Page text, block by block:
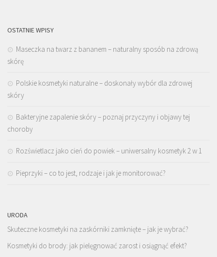
OSTATNIE WPISY
Maseczka na twarz z bananem – naturalny sposób na zdrową
skórę
Polskie kosmetyki naturalne – doskonały wybór dla zdrowej
skóry
Bakteryjne zapalenie skóry – poznaj przyczyny i objawy tej
choroby
Rozświetlacz jako cień do powiek – uniwersalny kosmetyk 2 w 1
Pieprzyki – co to jest, rodzaje i jak je monitorować?
URODA
Skuteczne kosmetyki na zaskórniki zamknięte – jak je wybrać?
Kosmetyki do brody: jak pielęgnować zarost i osiągnąć efekt?